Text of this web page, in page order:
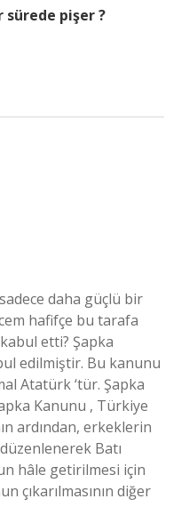
sürede pişer ?
daha güçlü bir
hafifçe bu tarafa
kabul etti? Şapka
edilmiştir. Bu kanunu
Atatürk ‘tür. Şapka
Kanunu , Türkiye
ardından, erkeklerin
Batı
hâle getirilmesi için
çıkarılmasının diğer